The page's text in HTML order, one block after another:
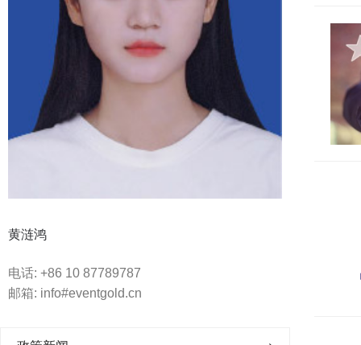
黄涟鸿
电话: +86 10 87789787
邮箱: info#eventgold.cn
杭州将“大会展”纳入部门地区考核 打造
会展之都赛事之城